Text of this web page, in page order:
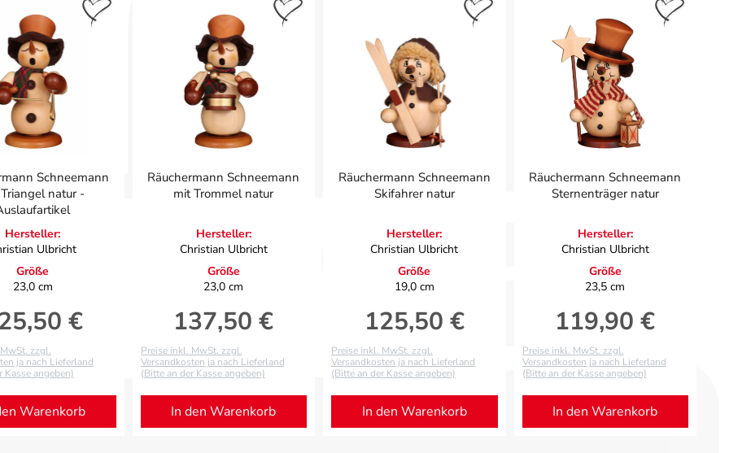
Schneemann
natur -
Hersteller:
Ulbricht
Größe
23,0 cm
Preis:
€
zzgl.
ja nach Lieferland
Kasse angeben)
Warenkorb
Räuchermann Schneemann
mit Trommel natur
Hersteller:
Christian Ulbricht
Größe
23,0 cm
Regulärer Preis:
137,50 €
Preise inkl. MwSt. zzgl.
Versandkosten ja nach Lieferland
(Bitte an der Kasse angeben)
In den Warenkorb
Räuchermann Schneemann
Skifahrer natur
Hersteller:
Christian Ulbricht
Größe
19,0 cm
Regulärer Preis:
125,50 €
Preise inkl. MwSt. zzgl.
Versandkosten ja nach Lieferland
(Bitte an der Kasse angeben)
In den Warenkorb
Räuchermann Schneemann
Sternenträger natur
Hersteller:
Christian Ulbricht
Größe
23,5 cm
Regulärer Preis:
119,90 €
Preise inkl. MwSt. zzgl.
Versandkosten ja nach Lieferland
(Bitte an der Kasse angeben)
In den Warenkorb